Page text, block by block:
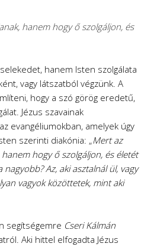
hanem hogy ő szolgáljon, és
hanem Isten szolgálata
vagy látszatból végzünk. A
hogy a szó görög eredetű,
Jézus szavainak
evangéliumokban, amelyek úgy
szerinti diakónia: „Mert az
hogy ő szolgáljon, és életét
nagyobb? Az, aki asztalnál ül, vagy
vagyok közöttetek, mint aki
segítségemre Cseri Kálmán
Aki hittel elfogadta Jézus